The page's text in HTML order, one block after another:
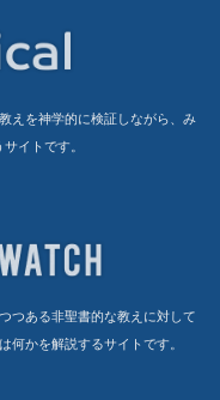
えを神学的に検証しながら、み
イトです。
つある非聖書的な教えに対して
何かを解説するサイトです。